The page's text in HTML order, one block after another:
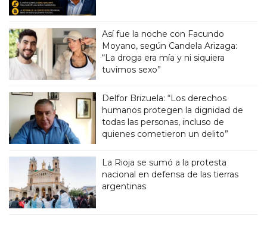
Así fue la noche con Facundo
Moyano, según Candela Arizaga:
“La droga era mía y ni siquiera
tuvimos sexo”
Delfor Brizuela: “Los derechos
humanos protegen la dignidad de
todas las personas, incluso de
quienes cometieron un delito”
La Rioja se sumó a la protesta
nacional en defensa de las tierras
argentinas